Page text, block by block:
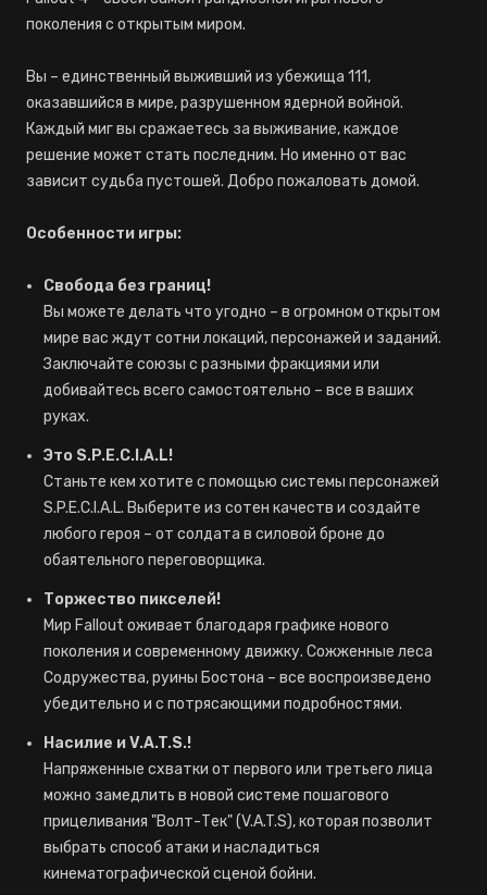
поколения с открытым миром.
Вы – единственный выживший из убежища 111,
оказавшийся в мире, разрушенном ядерной войной.
Каждый миг вы сражаетесь за выживание, каждое
решение может стать последним. Но именно от вас
зависит судьба пустошей. Добро пожаловать домой.
Особенности игры:
Свобода без границ!
Вы можете делать что угодно – в огромном открытом
мире вас ждут сотни локаций, персонажей и заданий.
Заключайте союзы с разными фракциями или
добивайтесь всего самостоятельно – все в ваших
руках.
Это S.P.E.C.I.A.L!
Станьте кем хотите с помощью системы персонажей
S.P.E.C.I.A.L. Выберите из сотен качеств и создайте
любого героя – от солдата в силовой броне до
обаятельного переговорщика.
Торжество пикселей!
Мир Fallout оживает благодаря графике нового
поколения и современному движку. Сожженные леса
Содружества, руины Бостона – все воспроизведено
убедительно и с потрясающими подробностями.
Насилие и V.A.T.S.!
Напряженные схватки от первого или третьего лица
можно замедлить в новой системе пошагового
прицеливания "Волт-Тек" (V.A.T.S), которая позволит
выбрать способ атаки и насладиться
кинематографической сценой бойни.